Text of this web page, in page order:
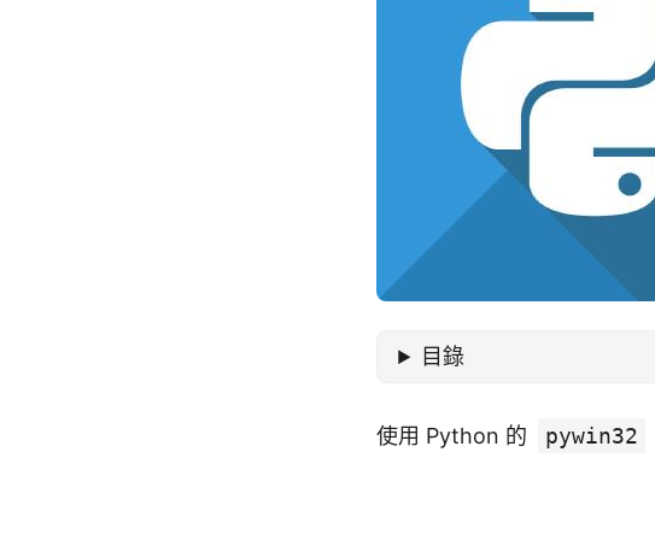
目錄
使用 Python 的 pywin32